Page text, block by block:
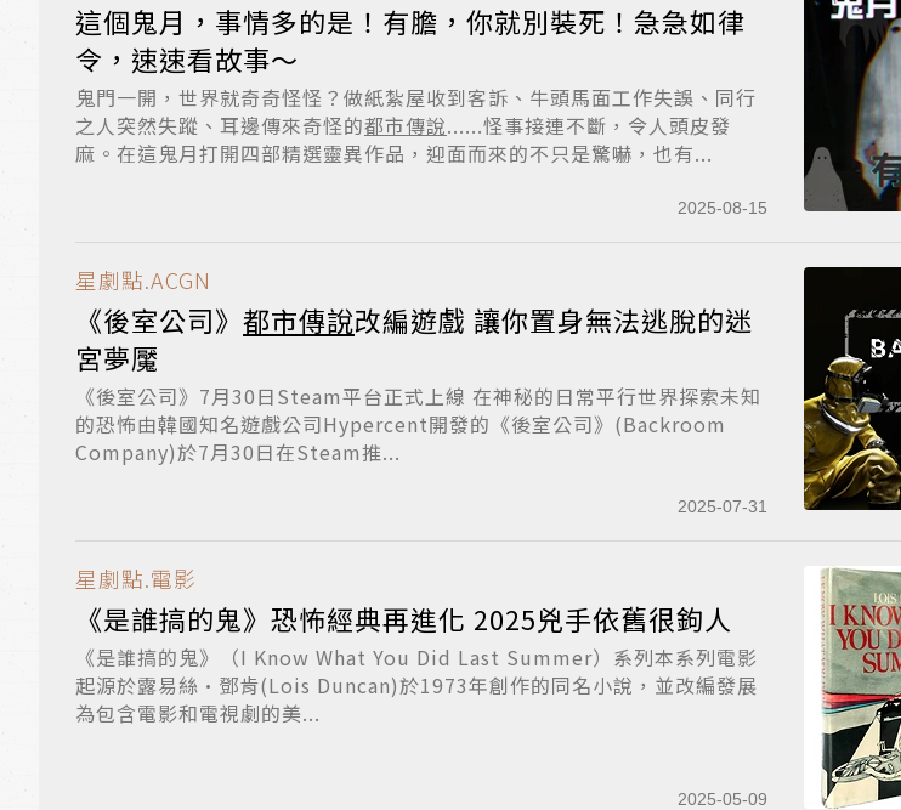
這個鬼月，事情多的是！有膽，你就別裝死！急急如律
令，速速看故事～
鬼門一開，世界就奇奇怪怪？做紙紮屋收到客訴、牛頭馬面工作失誤、同行
之人突然失蹤、耳邊傳來奇怪的都市傳說......怪事接連不斷，令人頭皮發
麻。在這鬼月打開四部精選靈異作品，迎面而來的不只是驚嚇，也有...
2025-08-15
星劇點.ACGN
《後室公司》 都市傳說改編遊戲 讓你置身無法逃脫的迷
宮夢魘
《後室公司》7月30日Steam平台正式上線 在神秘的日常平行世界探索未知
的恐怖由韓國知名遊戲公司Hypercent開發的《後室公司》(Backroom
Company)於7月30日在Steam推...
2025-07-31
星劇點.電影
《是誰搞的鬼》恐怖經典再進化 2025兇手依舊很鉤人
《是誰搞的鬼》（I Know What You Did Last Summer）系列本系列電影
起源於露易絲·鄧肯(Lois Duncan)於1973年創作的同名小說，並改編發展
為包含電影和電視劇的美...
2025-05-09